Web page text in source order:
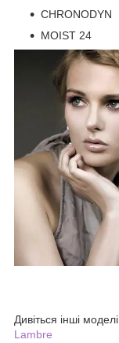
CHRONODYN
MOIST 24
Дивіться інші моделі
Lambre